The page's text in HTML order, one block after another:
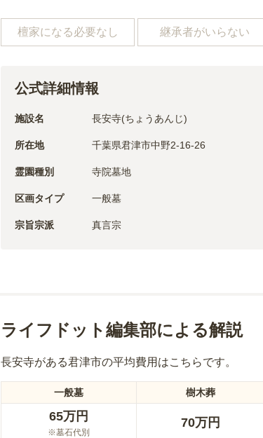
檀家になる必要なし 継承者がいらない
公式詳細情報
施設名 長安寺(ちょうあんじ)
所在地 千葉県君津市中野2-16-26
霊園種別 寺院墓地
区画タイプ 一般墓
宗旨宗派 真言宗
ライフドット編集部による解説
長安寺がある君津市の平均費用はこちらです。
一般墓 樹木葬
65万円
※墓石代別
70万円